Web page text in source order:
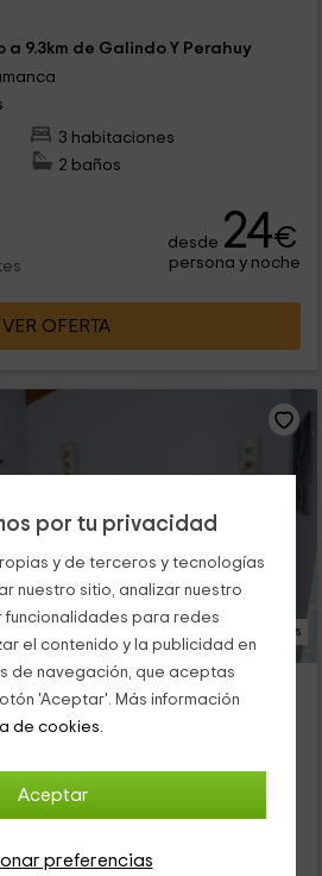
por tu privacidad
y de terceros y tecnologías
nuestro sitio, analizar nuestro
para redes
el contenido y la publicidad en
de navegación, que aceptas
'Aceptar'. Más información
de cookies.
Aceptar
preferencias
9.3km de Galindo Y Perahuy
3 habitaciones
2 baños
desde 24€
persona y noche
VER OFERTA
18 Fotos
3 habitaciones